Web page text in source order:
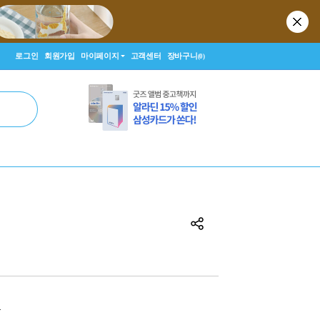
로그인 회원가입 마이페이지 고객센터 장바구니(0)